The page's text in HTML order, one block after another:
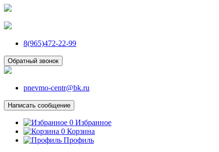
8(965)472-22-99
Обратный звонок
pnevmo-centr@bk.ru
Написать сообщение
0 Избранное
0 Корзина
Профиль